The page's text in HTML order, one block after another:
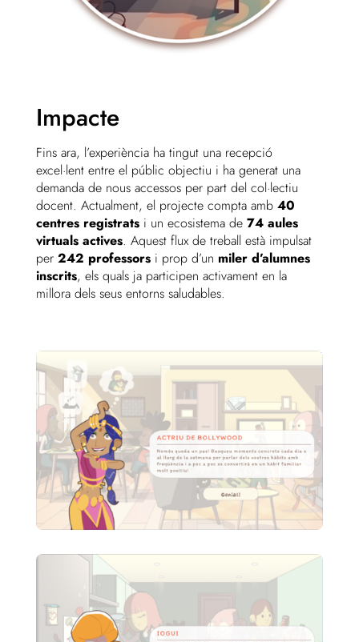
Impacte
Fins ara, l’experiència ha tingut una recepció
excel·lent entre el públic objectiu i ha generat una
demanda de nous accessos per part del col·lectiu
docent. Actualment, el projecte compta amb 40
centres registratsi un ecosistema de74 aules
virtuals actives. Aquest flux de treball està impulsat
per242 professorsi prop d’un miler d’alumnes
inscrits, els quals ja participen activament en la
millora dels seus entorns saludables.